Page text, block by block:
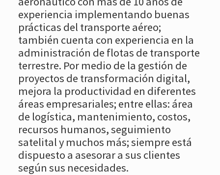
experiencia implementando buenas
prácticas del transporte aéreo;
también cuenta con experiencia en la
administración de flotas de transporte
terrestre. Por medio de la gestión de
proyectos de transformación digital,
mejora la productividad en diferentes
áreas empresariales; entre ellas: área
de logística, mantenimiento, costos,
recursos humanos, seguimiento
satelital y muchos más; siempre está
dispuesto a asesorar a sus clientes
según sus necesidades.